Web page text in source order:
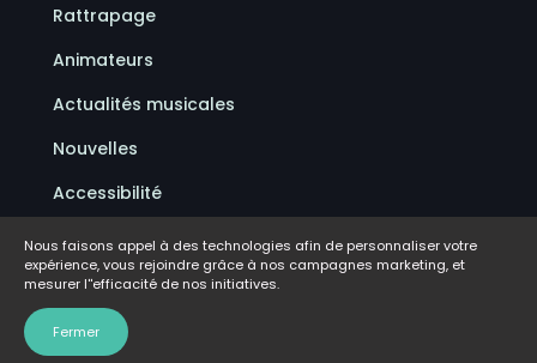
Rattrapage
Animateurs
Actualités musicales
Nouvelles
Accessibilité
Politique de confidentialité
Conditions d'utilisation
FAQ
Nous faisons appel à des technologies afin de personnaliser votre
expérience, vous rejoindre grâce à nos campagnes marketing, et
mesurer l''efficacité de nos initiatives.
Fermer